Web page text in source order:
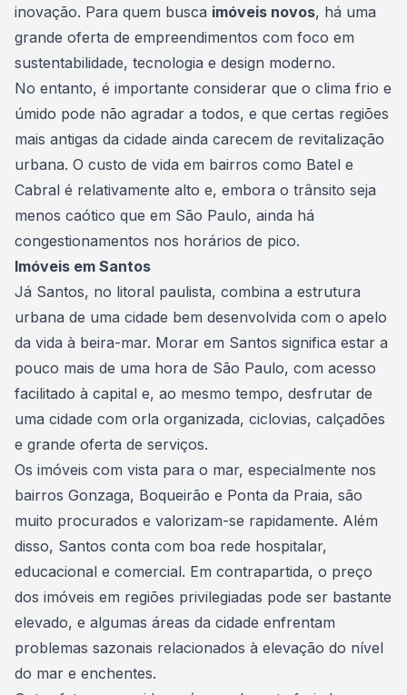
inovação. Para quem busca imóveis novos, há uma
grande oferta de empreendimentos com foco em
sustentabilidade, tecnologia e design moderno.
No entanto, é importante considerar que o clima frio e
úmido pode não agradar a todos, e que certas regiões
mais antigas da cidade ainda carecem de revitalização
urbana. O custo de vida em bairros como Batel e
Cabral é relativamente alto e, embora o trânsito seja
menos caótico que em São Paulo, ainda há
congestionamentos nos horários de pico.
Imóveis em Santos
Já Santos, no litoral paulista, combina a estrutura
urbana de uma cidade bem desenvolvida com o apelo
da vida à beira-mar. Morar em Santos significa estar a
pouco mais de uma hora de São Paulo, com acesso
facilitado à capital e, ao mesmo tempo, desfrutar de
uma cidade com orla organizada, ciclovias, calçadões
e grande oferta de serviços.
Os imóveis com vista para o mar, especialmente nos
bairros Gonzaga, Boqueirão e Ponta da Praia, são
muito procurados e valorizam-se rapidamente. Além
disso, Santos conta com boa rede hospitalar,
educacional e comercial. Em contrapartida, o preço
dos imóveis em regiões privilegiadas pode ser bastante
elevado, e algumas áreas da cidade enfrentam
problemas sazonais relacionados à elevação do nível
do mar e enchentes.